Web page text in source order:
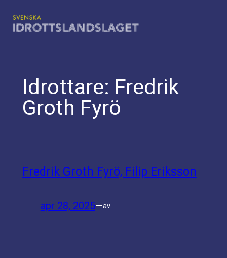
till
Idrottare: Fredrik
Groth Fyrö
Fredrik Groth Fyrö, Filip Eriksson
apr 28, 2025—av